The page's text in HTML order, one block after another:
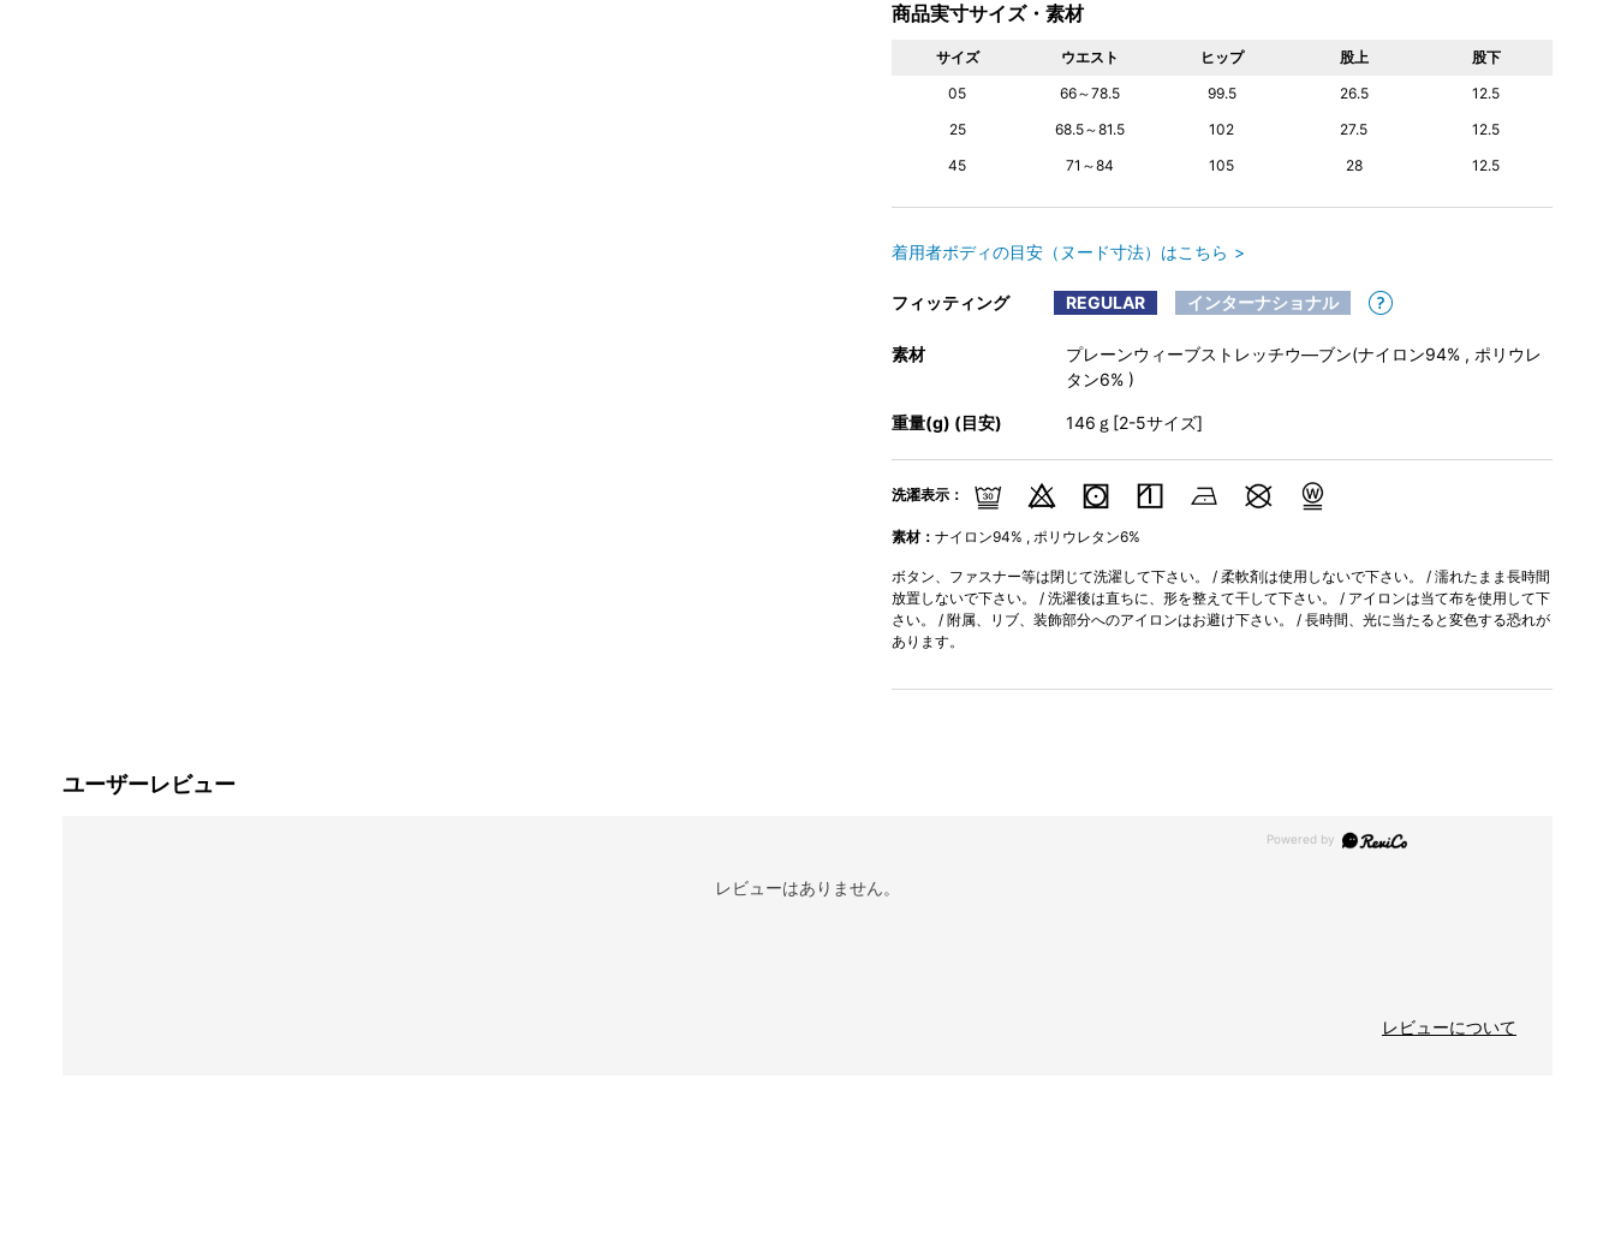
商品実寸サイズ・素材
サイズ ウエスト ヒップ 股上
股下
05
66～78.5 99.5 26.5
12.5
25
68.5～81.5 102 27.5
12.5
45
71～84 105 28 12.5
着用者ボディの目安（ヌード寸法）はこちら
フィッティング REGULAR インターナショナル
素材
プレーンウィーブストレッチウ―ブン(ナイロン94% , ポリウレ
タン6% )
重量(g) (目安) 146ｇ[2-5サイズ]
洗濯表示：
素材： ナイロン94% , ポリウレタン6%
ボタン、ファスナー等は閉じて洗濯して下さい。 / 柔軟剤は使用しないで下さい。 / 濡れたまま長時間
放置しないで下さい。 / 洗濯後は直ちに、形を整えて干して下さい。 / アイロンは当て布を使用して下
さい。 / 附属、リブ、装飾部分へのアイロンはお避け下さい。 / 長時間、光に当たると変色する恐れが
あります。
ユーザーレビュー
レビューはありません。
レビューについて